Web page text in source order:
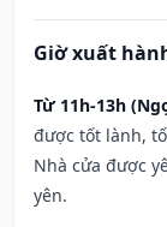
Giờ xuất
Từ 11h-13h
được tốt lành,
Nhà cửa được
yên.